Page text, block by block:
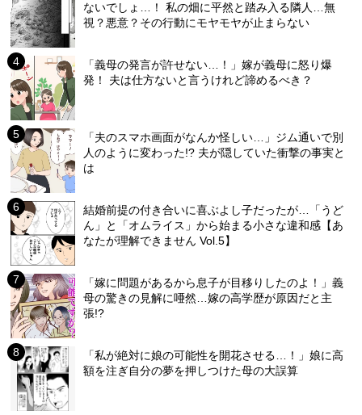
ないでしょ…！ 私の畑に平然と踏み入る隣人…無
視？悪意？その行動にモヤモヤが止まらない
「義母の発言が許せない…！」嫁が義母に怒り爆
発！ 夫は仕方ないと言うけれど諦めるべき？
「夫のスマホ画面がなんか怪しい…」ジム通いで別
人のように変わった!? 夫が隠していた衝撃の事実と
は
結婚前提の付き合いに喜ぶよし子だったが…「うど
ん」と「オムライス」から始まる小さな違和感【あ
なたが理解できません Vol.5】
「嫁に問題があるから息子が目移りしたのよ！」義
母の驚きの見解に唖然…嫁の高学歴が原因だと主
張!?
「私が絶対に娘の可能性を開花させる…！」娘に高
額を注ぎ自分の夢を押しつけた母の大誤算